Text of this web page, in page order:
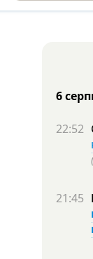
6
22:52
21:45